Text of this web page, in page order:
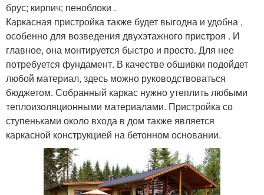
брус; кирпич; пеноблоки .
Каркасная пристройка также будет выгодна и удобна ,
особенно для возведения двухэтажного пристроя . И
главное, она монтируется быстро и просто. Для нее
потребуется фундамент. В качестве обшивки подойдет
любой материал, здесь можно руководствоваться
бюджетом. Собранный каркас нужно утеплить любыми
теплоизоляционными материалами. Пристройка со
ступеньками около входа в дом также является
каркасной конструкцией на бетонном основании.